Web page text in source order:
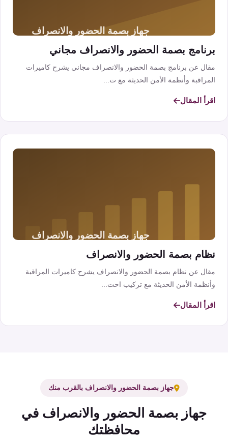
برنامج بصمة الحضور والانصراف مجاني
مقال عن برنامج بصمة الحضور والانصراف مجاني يشرح كاميرات
المراقبة وأنظمة الأمن الحديثة مع ت...
اقرأ المقال
نظام بصمة الحضور والانصراف
مقال عن نظام بصمة الحضور والانصراف يشرح كاميرات المراقبة
وأنظمة الأمن الحديثة مع تركيب احت...
اقرأ المقال
جهاز بصمة الحضور والانصراف بالقرب منك
جهاز بصمة الحضور والانصراف في
محافظتك